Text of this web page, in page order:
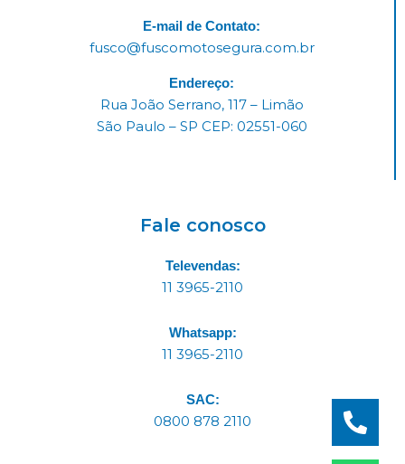
E-mail de Contato:
fusco@fuscomotosegura.com.br
Endereço:
Rua João Serrano, 117 – Limão
São Paulo – SP CEP: 02551-060
Fale conosco
Televendas:
11 3965-2110
Whatsapp:
11 3965-2110
SAC:
0800 878 2110